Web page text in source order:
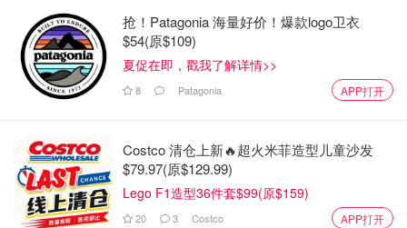
抢！Patagonia 海量好价！爆款logo卫衣
$54(原$109)
夏促在即，戳我了解详情>>
8 Patagonia APP打开
Costco 清仓上新🔥超火米菲造型儿童沙发
$79.97(原$129.99)
Lego F1造型36件套$99(原$159)
20 3 Costco APP打开